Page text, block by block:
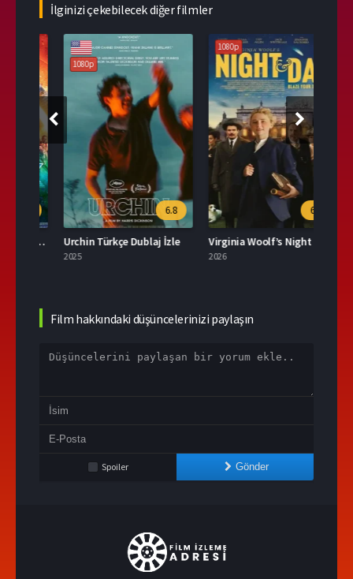
İlginizi çekebilecek diğer filmler
6.8
Urchin Türkçe Dublaj İzle
6.0
Virginia Woolf’s Night & Day Full HD İzle
Film hakkındaki düşüncelerinizi paylaşın
Spoiler Gönder